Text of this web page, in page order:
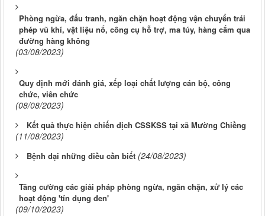
Phòng ngừa, đấu tranh, ngăn chặn hoạt động vận chuyển trái
phép vũ khí, vật liệu nổ, công cụ hỗ trợ, ma túy, hàng cấm qua
đường hàng không
(03/08/2023)
Quy định mới đánh giá, xếp loại chất lượng cán bộ, công
chức, viên chức
(08/08/2023)
Kết quả thực hiện chiến dịch CSSKSS tại xã Mường Chiềng
(11/08/2023)
Bệnh dại những điều cần biết (24/08/2023)
Tăng cường các giải pháp phòng ngừa, ngăn chặn, xử lý các
hoạt động 'tín dụng đen'
(09/10/2023)